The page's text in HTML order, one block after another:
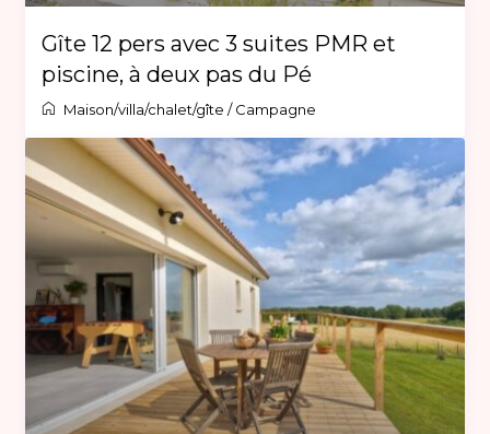
Gîte 12 pers avec 3 suites PMR et
piscine, à deux pas du Pé
Maison/villa/chalet/gîte /Campagne